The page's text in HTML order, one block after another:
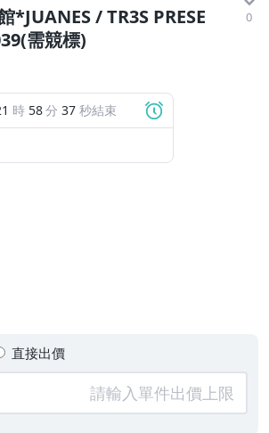
*JUANES / TR3S PRESE
需競標)
0
時 58分 37 秒結束
直接出價